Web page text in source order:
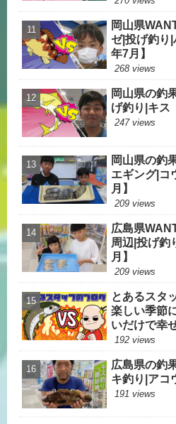
岡山県
ゼ|投げ釣り
年7月】
268 views
岡山県の釣
げ釣り|キス
247 views
岡山県の釣
エギング|コ
月】
209 views
広島県
周辺|投げ釣
月】
209 views
とあるスタ
楽しい季節
いだけで幸
192 views
広島県の釣
キ釣り|アコ
191 views